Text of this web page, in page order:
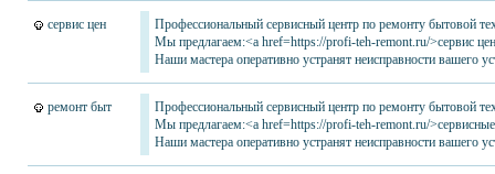
сервис цен
Профессиональный сервисный центр по ремонту бытовой
Мы предлагаем:<a href=https://profi-teh-remont.ru/>сервис
Наши мастера оперативно устранят неисправности вашего
ремонт быт
Профессиональный сервисный центр по ремонту бытовой
Мы предлагаем:<a href=https://profi-teh-remont.ru/
Наши мастера оперативно устранят неисправности вашего